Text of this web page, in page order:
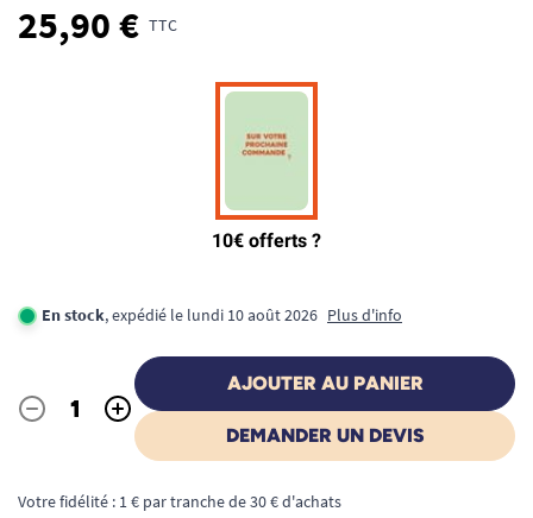
25,90 € TTC
En stock, expédié le lundi 10 août 2026 Plus d'info
Quantité
- +
AJOUTER AU PANIER
DEMANDER UN DEVIS
Votre fidélité : 1 € par tranche de 30 € d'achats